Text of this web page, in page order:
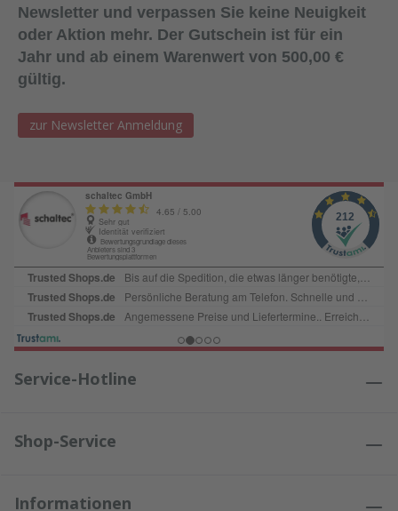
Newsletter und verpassen Sie keine Neuigkeit
oder Aktion mehr. Der Gutschein ist für ein
Jahr und ab einem Warenwert von 500,00 €
gültig.
zur Newsletter Anmeldung
Service-Hotline
Shop-Service
Informationen